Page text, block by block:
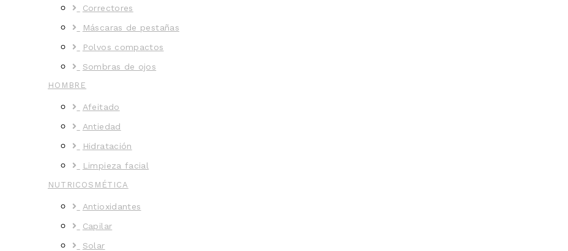
Correctores
Máscaras de pestañas
Polvos compactos
Sombras de ojos
HOMBRE
Afeitado
Antiedad
Hidratación
Limpieza facial
NUTRICOSMÉTICA
Antioxidantes
Capilar
Solar